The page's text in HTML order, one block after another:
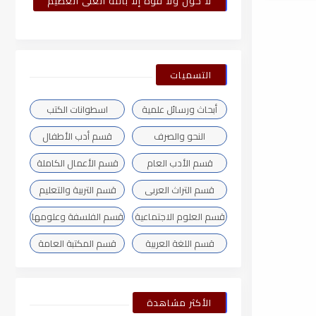
التسميات
أبحاث ورسائل علمية
اسطوانات الكتب
النحو والصرف
قسم أدب الأطفال
قسم الأدب العام
قسم الأعمال الكاملة
قسم التراث العربى
قسم التربية والتعليم
قسم العلوم الاجتماعية
قسم الفلسفة وعلومها
قسم اللغة العربية
قسم المكتبة العامة
الأكثر مشاهدة